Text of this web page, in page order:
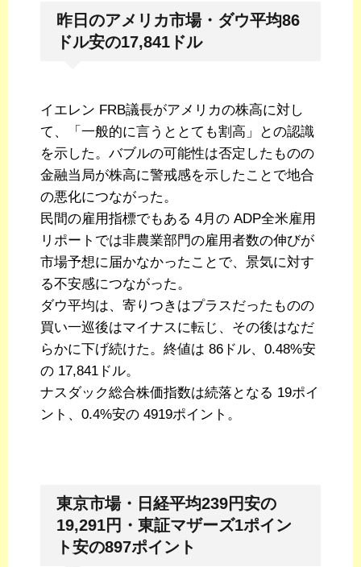
昨日のアメリカ市場・ダウ平均86
ドル安の17,841ドル
イエレン FRB議長がアメリカの株高に対し
て、「一般的に言うととても割高」との認識
を示した。バブルの可能性は否定したものの
金融当局が株高に警戒感を示したことで地合
の悪化につながった。
民間の雇用指標でもある 4月の ADP全米雇用
リポートでは非農業部門の雇用者数の伸びが
市場予想に届かなかったことで、景気に対す
る不安感につながった。
ダウ平均は、寄りつきはプラスだったものの
買い一巡後はマイナスに転じ、その後はなだ
らかに下げ続けた。終値は 86ドル、0.48%安
の 17,841ドル。
ナスダック総合株価指数は続落となる 19ポイ
ント、0.4%安の 4919ポイント。
東京市場・日経平均239円安の
19,291円・東証マザーズ1ポイン
ト安の897ポイント